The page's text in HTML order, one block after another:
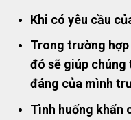
Khi có yêu cầu
Trong trường
đó sẽ giúp chúng
đáng của mình
Tình huống khẩn